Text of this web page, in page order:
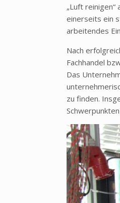
„Luft
einerseits ein
arbeitendes
Nach
Fachhandel
Das
zu finden.